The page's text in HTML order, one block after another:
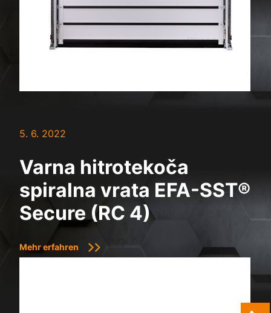
5. 6. 2022
Varna hitrotekoča
spiralna vrata EFA-SST®
Secure (RC 4)
Mehr erfahren